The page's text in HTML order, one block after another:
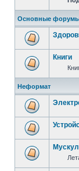
Основные
Книги
Неформат